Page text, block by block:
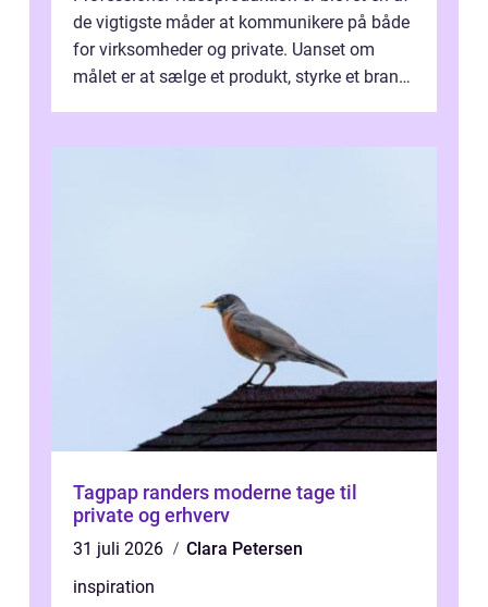
de vigtigste måder at kommunikere på både
for virksomheder og private. Uanset om
målet er at sælge et produkt, styrke et brand,
Tagpap randers moderne tage til
private og erhverv
31 juli 2026
Clara Petersen
inspiration